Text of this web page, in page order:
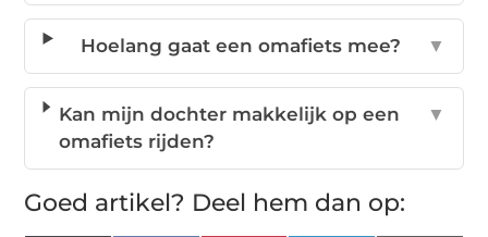
Hoelang gaat een omafiets mee? ▼
Kan mijn dochter makkelijk op een
omafiets rijden?
▼
Goed artikel? Deel hem dan op: